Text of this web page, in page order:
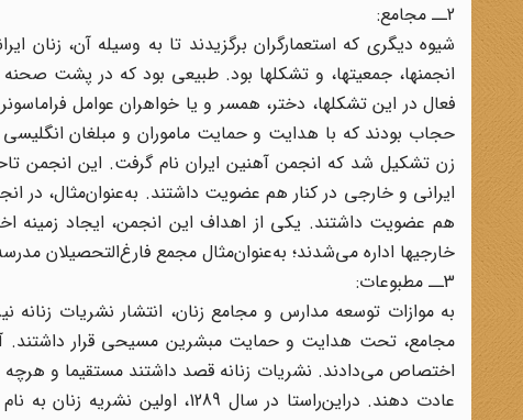
2ــ مجامع:
شیوه‌ دیگری‌ که‌ استعمارگران‌ برگزیدند تا به‌ وسیله‌ آن،
انجمنها، جمعیتها، و تشکلها بود.‌ طبیعی‌ بود که‌ در پشت‌ صحنه‌
فعال‌ در این‌ تشکلها، دختر، همسر و یا خواهران عوامل‌
حجاب‌ بودند که‌ با هدایت‌ و حمایت‌ ماموران‌ و مبلغان‌
زن‌ تشکیل‌ شد که‌ انجمن‌ آهنین‌ ایران‌ نام‌ گرفت. این انجمن‌
هم‌ عضویت‌ داشتند. یکی‌ از اهداف‌ این‌ انجمن، ایجاد زمینه
خارجیها اداره‌ می‌شدند؛ به‌عنوان‌مثال مجمع‌ فارغ‌التحصیلان‌ مدرسه‌ عالی‌
3ــ مطبوعات:
به‌ موازات‌ توسعه‌ مدارس‌ و مجامع‌ زنان، انتشار نشریات‌
مجامع‌، تحت‌ هدایت‌ و حمایت‌ مبشرین‌ مسیحی‌ قرار داشتند.
اختصاص‌ می‌دادند.‌ نشریات‌ زنانه‌ قصد داشتند مستقیما و هرچه‌